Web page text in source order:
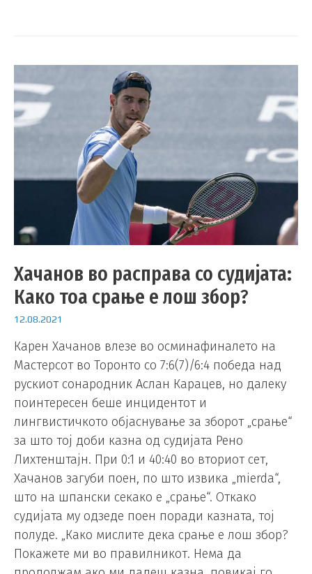
Хачанов во расправа со судијата:
Како тоа срање е лош збор?
12.08.2021
Карен Хачанов влезе во осминафиналето на
Мастерсот во Торонто со 7:6(7)/6:4 победа над
рускиот сонародник Аслан Карацев, но далеку
поинтересен беше инцидентот и
лингвистичкото објаснување за зборот „срање“
за што тој доби казна од судијата Рено
Лихтенштајн. При 0:1 и 40:40 во вториот сет,
Хачанов загуби поен, по што извика „mierda“,
што на шпански секако е „срање“. Откако
судијата му одзеде поен поради казната, тој
полуде. „Како мислите дека срање е лош збор?
Покажете ми во правилникот. Нема да